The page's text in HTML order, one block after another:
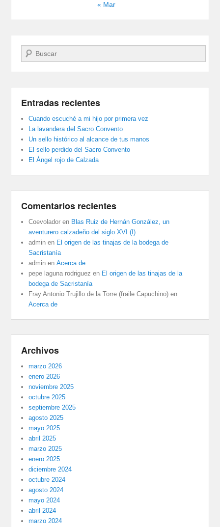
« Mar
Buscar
Entradas recientes
Cuando escuché a mi hijo por primera vez
La lavandera del Sacro Convento
Un sello histórico al alcance de tus manos
El sello perdido del Sacro Convento
El Ángel rojo de Calzada
Comentarios recientes
Coevolador en Blas Ruiz de Hernán González, un
aventurero calzadeño del siglo XVI (I)
admin en El origen de las tinajas de la bodega de
Sacristanía
admin enAcerca de
pepe laguna rodriguez en El origen de las tinajas de la
bodega de Sacristanía
Fray Antonio Trujillo de la Torre (fraile Capuchino) en
Acerca de
Archivos
marzo 2026
enero 2026
noviembre 2025
octubre 2025
septiembre 2025
agosto 2025
mayo 2025
abril 2025
marzo 2025
enero 2025
diciembre 2024
octubre 2024
agosto 2024
mayo 2024
abril 2024
marzo 2024